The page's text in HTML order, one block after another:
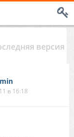
версия
в 16:18